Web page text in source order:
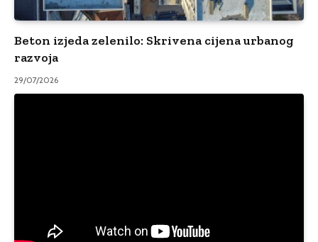
Beton izjeda zelenilo: Skrivena cijena urbanog
razvoja
29/07/2026